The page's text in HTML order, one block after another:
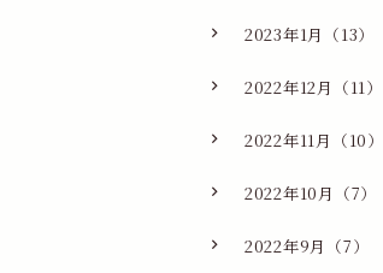
2023年1月（13）
2022年12月（11）
2022年11月（10）
2022年10月（7）
2022年9月（7）